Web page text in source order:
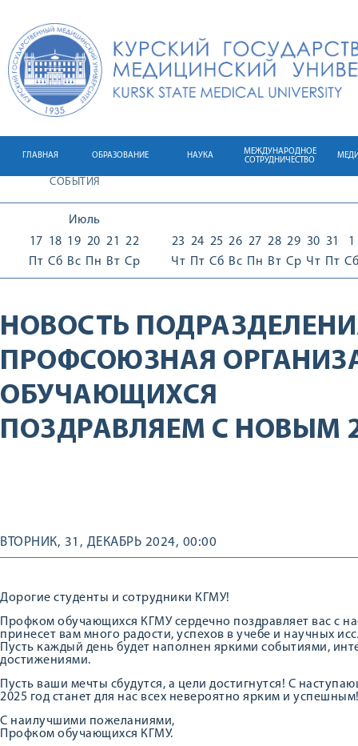
ГЛАВНАЯ ОБРАЗОВАНИЕ НАУКА
МЕЖДУНАРОДНОЕ
СОТРУДНИЧЕСТВО
СОБЫТИЯ
Июль
17
Пт
18
Сб
19
Вс
20
Пн
21
Вт
22
Ср
23
Чт
24
Пт
25
Сб
26
Вс
27
Пн
28
Вт
29
Ср
30
Чт
31
Пт
1
Сб
НОВОСТЬ
ПРОФСОЮЗНАЯ
ОБУЧАЮЩИХСЯ
ПОЗДРАВЛЯЕМ С НОВЫМ
ВТОРНИК, 31, ДЕКАБРЬ 2024, 00:00
Дорогие студенты и сотрудники КГМУ!
Профком обучающихся КГМУ сердечно поздравляет вас с
принесет вам много радости, успехов в учебе и научных
Пусть каждый день будет наполнен яркими событиями,
достижениями.
Пусть ваши мечты сбудутся, а цели достигнутся! С
2025 год станет для нас всех невероятно ярким и
С наилучшими пожеланиями,
Профком обучающихся КГМУ.